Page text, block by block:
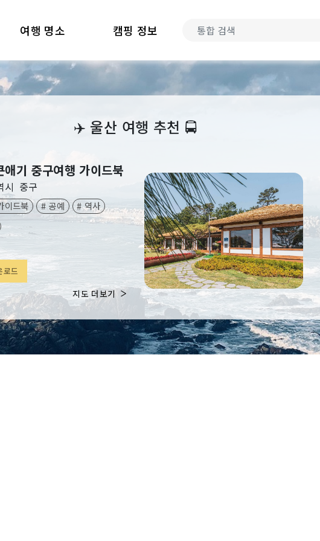
여행 명소 캠핑 정보
‍✈️ 울산 여행 추천 🚍
애기 중구여행 가이드북
시 중구
이드북 # 공예 # 역사
드
지도 더보기